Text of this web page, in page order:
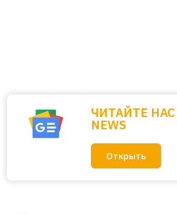
ЧИТАЙТЕ НАС
NEWS
Открыть